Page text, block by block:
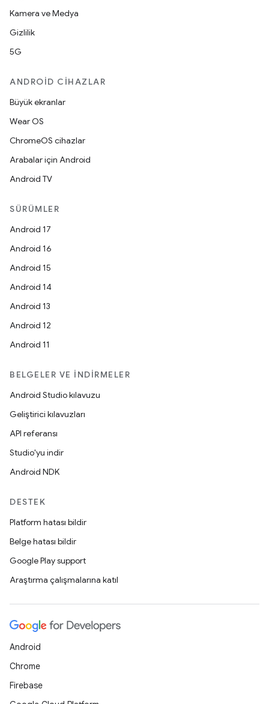
Kamera ve Medya
Gizlilik
5G
ANDROID CIHAZLAR
Büyük ekranlar
Wear OS
ChromeOS cihazlar
Arabalar için Android
Android TV
SÜRÜMLER
Android 17
Android 16
Android 15
Android 14
Android 13
Android 12
Android 11
BELGELER VE İNDIRMELER
Android Studio kılavuzu
Geliştirici kılavuzları
API referansı
Studio'yu indir
Android NDK
DESTEK
Platform hatası bildir
Belge hatası bildir
Google Play support
Araştırma çalışmalarına katıl
Android
Chrome
Firebase